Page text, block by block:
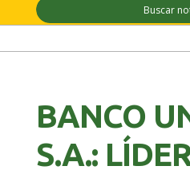
BANCO
S.A.: